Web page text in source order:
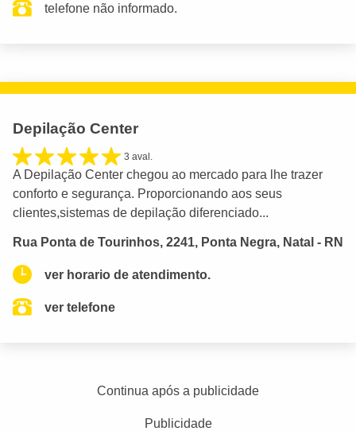
telefone não informado.
Depilação Center
3 aval.
A Depilação Center chegou ao mercado para lhe trazer
conforto e segurança. Proporcionando aos seus
clientes,sistemas de depilação diferenciado...
Rua Ponta de Tourinhos, 2241, Ponta Negra, Natal - RN
ver horario de atendimento.
ver telefone
Continua após a publicidade
Publicidade